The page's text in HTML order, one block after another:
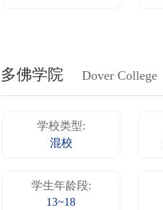
多佛学院 Dover College
学校类型:
混校
学生年龄段:
13~18